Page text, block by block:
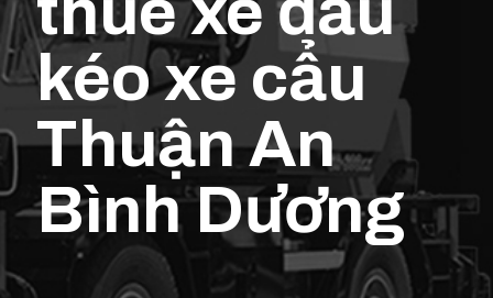
kéo xe cẩu
Thuận An
Bình Dương